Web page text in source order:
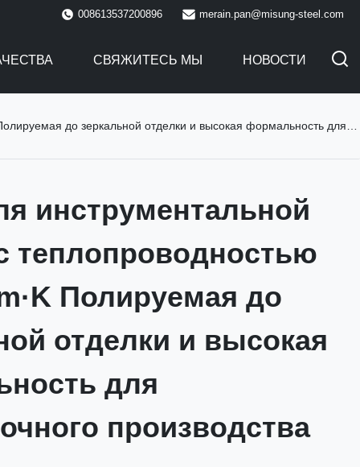
008613537200896 merain.pan@misung-steel.com
СВЯЖИТЕСЬ МЫ НОВОСТИ
отделки и высокая формальность для высокоточного производства форм
инструментальной
Полируемая до
отделки и высокая
для
производства